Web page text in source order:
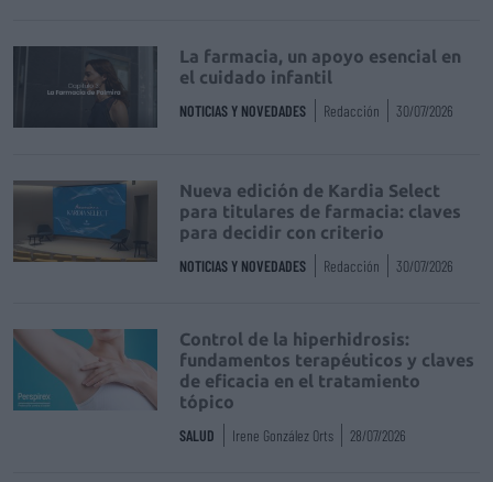
La farmacia, un apoyo esencial en
el cuidado infantil
NOTICIAS Y NOVEDADES Redacción 30/07/2026
Nueva edición de Kardia Select
para titulares de farmacia: claves
para decidir con criterio
NOTICIAS Y NOVEDADES Redacción 30/07/2026
Control de la hiperhidrosis:
fundamentos terapéuticos y claves
de eficacia en el tratamiento
tópico
SALUD Irene González Orts 28/07/2026